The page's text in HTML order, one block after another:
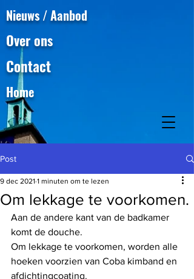
Nieuws / Aanbod
Over ons
Contact
Home
Post
Om lekkage te voorkomen.
9 dec 2021 1 minuten om te lezen
Aan de andere kant van de badkamer
komt de douche.
Om lekkage te voorkomen, worden alle
hoeken voorzien van Coba kimband en
afdichtingcoating.